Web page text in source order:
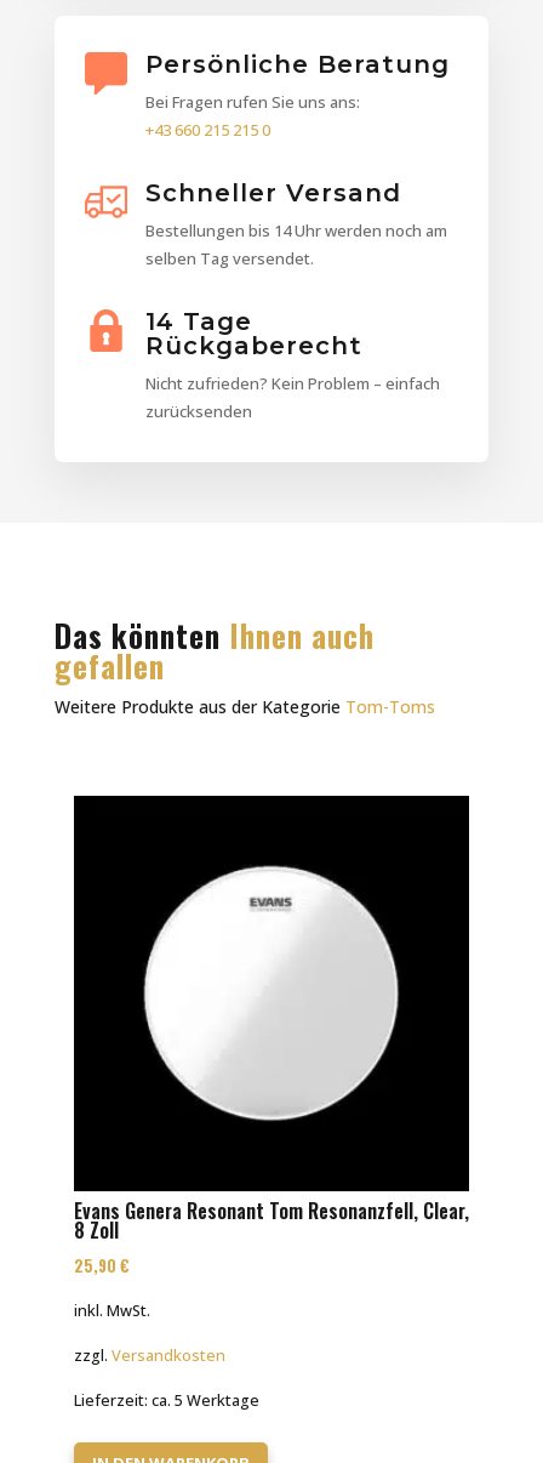
Persönliche Beratung
Bei Fragen rufen Sie uns ans:
+43 660 215 215 0
Schneller Versand
Bestellungen bis 14 Uhr werden noch am
selben Tag versendet.
14 Tage
Rückgaberecht
Nicht zufrieden? Kein Problem – einfach
zurücksenden
Das könnten Ihnen auch
gefallen
Weitere Produkte aus der Kategorie Tom-Toms
Evans Genera Resonant Tom Resonanzfell, Clear,
8 Zoll
25,90 €
inkl. MwSt.
zzgl. Versandkosten
Lieferzeit: ca. 5 Werktage